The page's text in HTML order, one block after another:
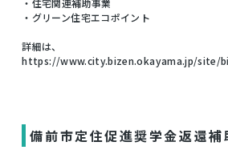
・住宅関連補助事業
・グリーン住宅エコポイント
詳細は、
https://www.city.bizen.okayama.jp/site/
備前市定住促進奨学金返還補